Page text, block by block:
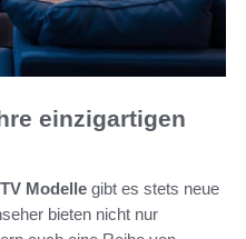
einzigartigen
Modelle gibt es stets neue
bieten nicht nur